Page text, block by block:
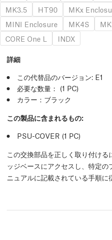
MK3.5
HT90 MKx
MINI Enclosure
MK4S
CORE One L
INDX
詳細
この代替品のバージョン: E1
必要な数量： (1 PC)
カラー：ブラック
この製品に含まれるもの:
PSU-COVER (1 PC)
この交換部品を正しく取り付ける
ッジベースにアクセスし、特定
ニュアルに記載されている手順に